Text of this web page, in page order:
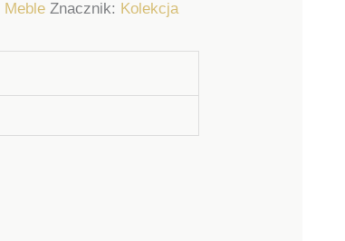
Meble Znacznik: Kolekcja